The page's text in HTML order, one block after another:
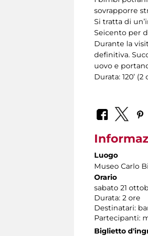
sovrapporre
Si tratta di
Seicento per
Durante la
definitiva.
uovo e
Durata: 120’ (2
Luogo
Museo Carlo
Orario
sabato 21
Durata: 2 ore
Destinatari:
Partecipanti:
Biglietto